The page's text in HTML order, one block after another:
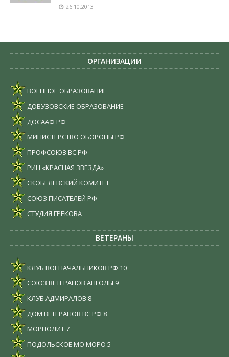
26.10.2013
ОРГАНИЗАЦИИ
ВОЕННОЕ ОБРАЗОВАНИЕ
ДОВУЗОВСКИЕ ОБРАЗОВАНИЕ
ДОСААФ РФ
МИНИСТЕРСТВО ОБОРОНЫ РФ
ПРОФСОЮЗ ВС РФ
РИЦ «КРАСНАЯ ЗВЕЗДА»
СКОБЕЛЕВСКИЙ КОМИТЕТ
СОЮЗ ПИСАТЕЛЕЙ РФ
СТУДИЯ ГРЕКОВА
ВЕТЕРАНЫ
КЛУБ ВОЕНАЧАЛЬНИКОВ РФ 10
СОЮЗ ВЕТЕРАНОВ АНГОЛЫ 9
КЛУБ АДМИРАЛОВ 8
ДОМ ВЕТЕРАНОВ ВС РФ 8
МОРПОЛИТ7
ПОДОЛЬСКОЕ МО МОРО 5